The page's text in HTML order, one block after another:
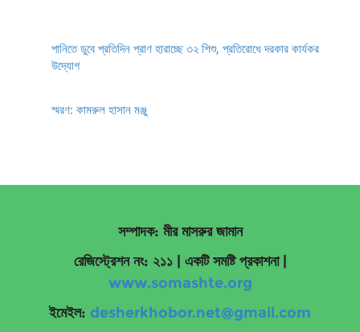
পানিতে ডুবে প্রতিদিন প্রাণ হারাচ্ছে ৩২ শিশু, প্রতিরোধে দরকার কার্যকর
উদ্যোগ
স্মরণ: কামরুল হাসান মঞ্জু
সম্পাদক: মীর মাসরুর জামান
রেজিস্ট্রেশন নং: ২১১ | একটি সমষ্টি প্রকাশনা
www.somashte.org
ইমেইল: desherkhobor.net@gmail.com